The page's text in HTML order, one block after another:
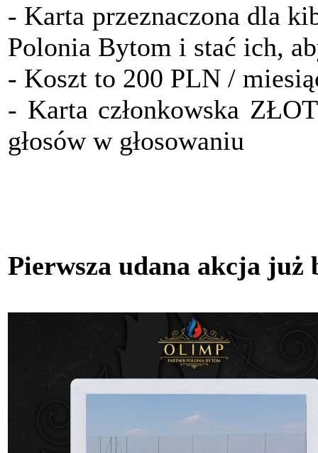
- Karta przeznaczona dla
Polonia Bytom i stać ich,
- Koszt to 200 PLN /
- Karta członkowska
głosów w głosowaniu
Pierwsza udana akcja już